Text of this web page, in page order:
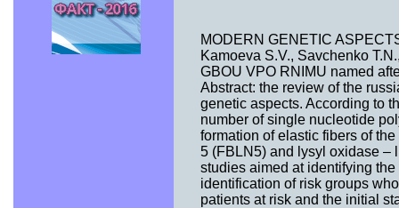
MODERN GENETIC
Kamoeva S.V., Savchenko
GBOU VPO RNIMU named
Abstract: the review of the
genetic aspects. According to
number of single nucleotide
formation of elastic fibers of
5 (FBLN5) and lysyl oxidase –
studies aimed at identifying
identification of risk groups
patients at risk and the initial